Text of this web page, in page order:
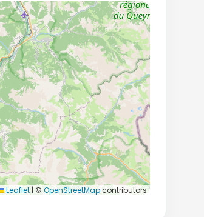
Leaflet | © OpenStreetMapcontributors